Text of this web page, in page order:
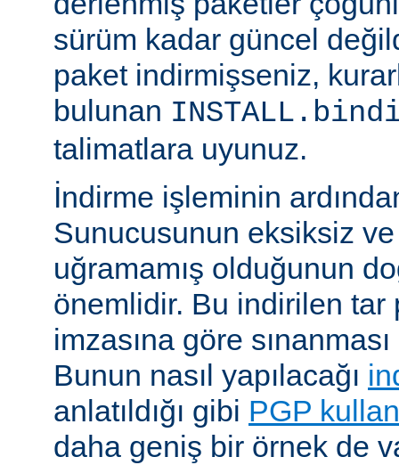
sürüm kadar güncel
paket indirmişseniz,
bulunan
talimatlara uyunuz.
İndirme işleminin
Sunucusunun eksiksiz
uğramamış olduğunun
önemlidir. Bu indirilen tar
imzasına göre
Bunun nasıl yapılacağı
anlatıldığı gibi PGP
daha geniş bir örnek de